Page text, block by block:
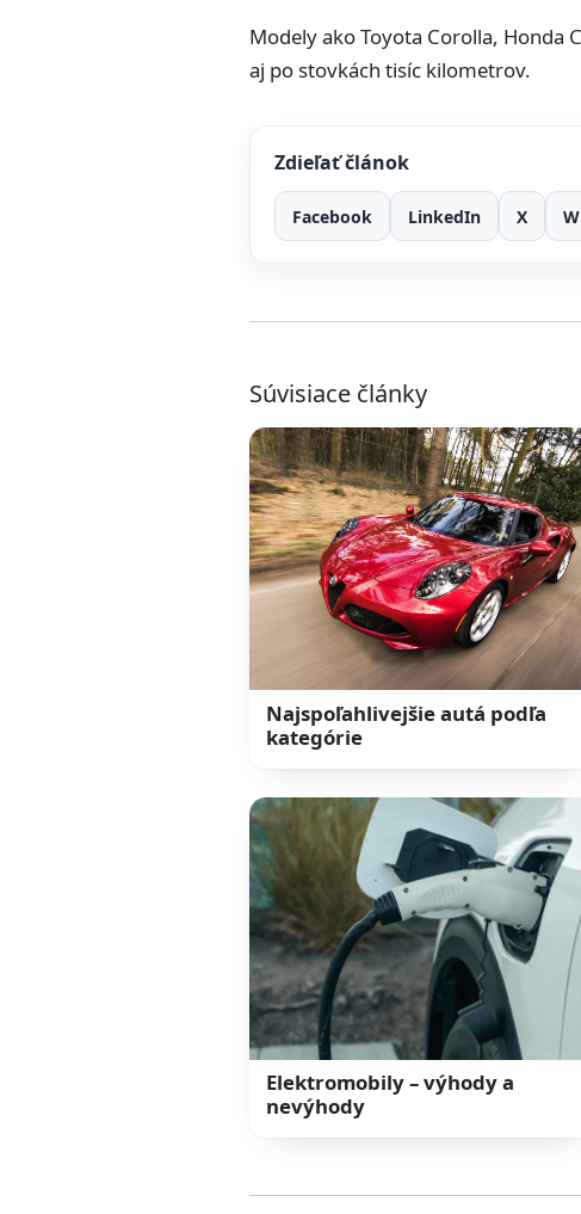
Modely ako Toyota Corolla, Honda
aj po stovkách tisíc kilometrov.
Zdieľať článok
Facebook LinkedIn X
Súvisiace články
Najspoľahlivejšie autá podľa
kategórie
Elektromobily – výhody a
nevýhody